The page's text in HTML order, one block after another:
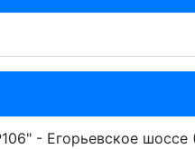
- Егорьевское